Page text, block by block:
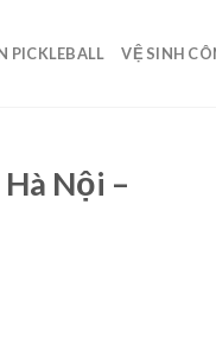
PICKLEBALL VỆ SINH
Nội –